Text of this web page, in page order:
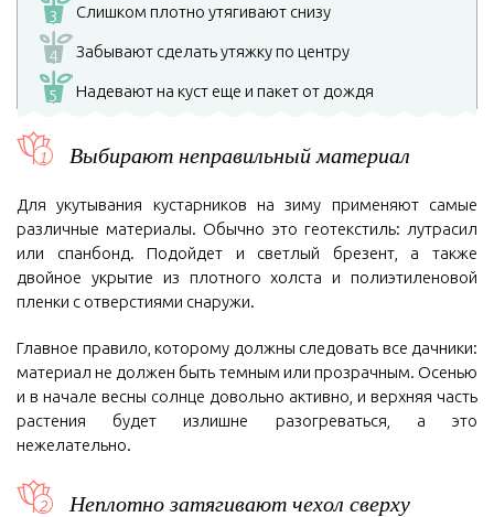
3 Слишком плотно утягивают снизу
4 Забывают сделать утяжку по центру
5 Надевают на куст еще и пакет от дождя
Выбирают неправильный материал
Для укутывания кустарников на зиму применяют самые
различные материалы. Обычно это геотекстиль: лутрасил
или спанбонд. Подойдет и светлый брезент, а также
двойное укрытие из плотного холста и полиэтиленовой
пленки с отверстиями снаружи.
Главное правило, которому должны следовать все дачники:
материал не должен быть темным или прозрачным. Осенью
и в начале весны солнце довольно активно, и верхняя часть
растения будет излишне разогреваться, а это
нежелательно.
Неплотно затягивают чехол сверху